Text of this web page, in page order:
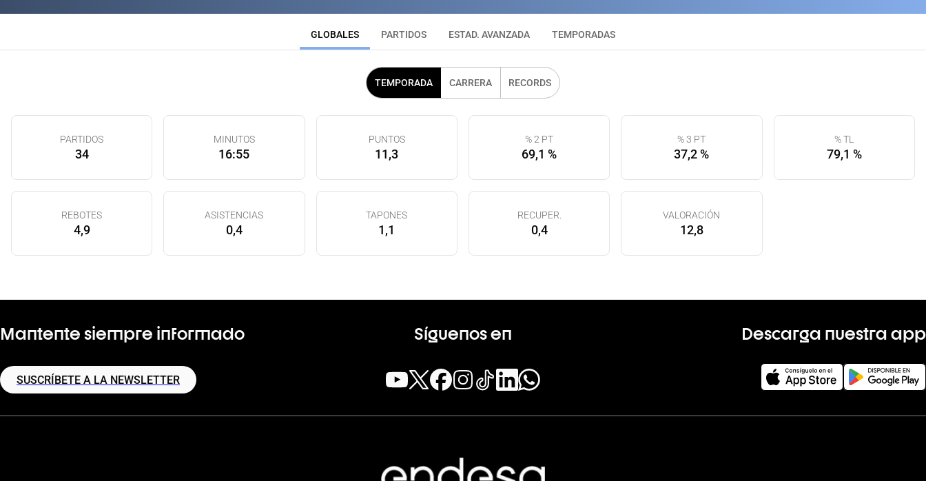
GLOBALES PARTIDOS ESTAD. AVANZADA TEMPORADAS
TEMPORADA CARRERA RECORDS
PARTIDOS
34
MINUTOS
16:55
PUNTOS
11,3
% 2 PT
69,1 %
% 3 PT
37,2 %
% TL
79,1 %
REBOTES
4,9
ASISTENCIAS
0,4
TAPONES
1,1
RECUPER.
0,4
VALORACIÓN
12,8
Mantente siempre informado
SUSCRÍBETE A LA NEWSLETTER
Síguenos en Descarga nuestra app